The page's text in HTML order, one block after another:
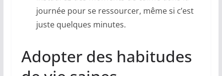
journée pour se ressourcer, même si c’est
juste quelques minutes.
Adopter des habitudes